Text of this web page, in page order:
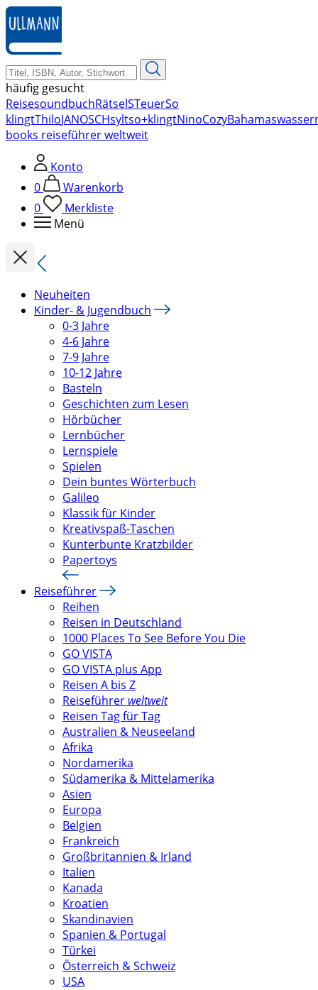
zum
Hauptinhalt
springen
häufig gesucht
ReisesoundbuchRätselSTeuerSo
klingtThiloJANOSCHsyltso+klingtNinoCozyBahamas
books reiseführer weltweit
Konto
0
Warenkorb
0
Merkliste
Menü
Neuheiten
Kinder- & Jugendbuch
0-3 Jahre
4-6 Jahre
7-9 Jahre
10-12 Jahre
Basteln
Geschichten zum Lesen
Hörbücher
Lernbücher
Lernspiele
Spielen
Dein buntes Wörterbuch
Galileo
Klassik für Kinder
Kreativspaß-Taschen
Kunterbunte Kratzbilder
Papertoys
Reiseführer
Reihen
Reisen in Deutschland
1000 Places To See Before You Die
GO VISTA
GO VISTA plus App
Reisen A bis Z
Reiseführer weltweit
Reisen Tag für Tag
Australien & Neuseeland
Afrika
Nordamerika
Südamerika & Mittelamerika
Asien
Europa
Belgien
Frankreich
Großbritannien & Irland
Italien
Kanada
Kroatien
Skandinavien
Spanien & Portugal
Türkei
Österreich & Schweiz
USA